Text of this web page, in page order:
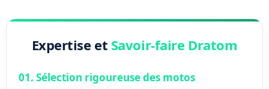
Expertise et Savoir-faire Dratom
01. Sélection rigoureuse des motos